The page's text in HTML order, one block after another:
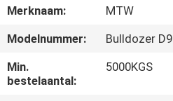
ONGEVEER
ONS
FABRIEKSREIS
Merknaam:
MTW
Modelnummer:
Bulldozer D9
Min.
bestelaantal:
5000KGS